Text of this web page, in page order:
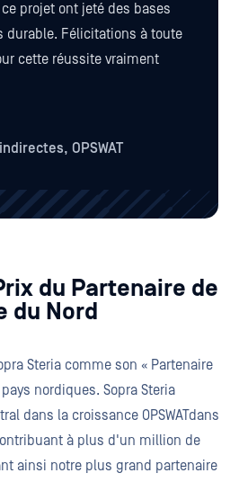
projet ont jeté des bases
durable. Félicitations à toute
cette réussite vraiment
OPSWAT
du Partenaire de
du Nord
Steria comme son « Partenaire
nordiques. Sopra Steria
dans la croissance OPSWATdans
à plus d'un million de
ainsi notre plus grand partenaire